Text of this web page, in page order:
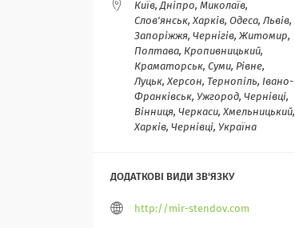
Київ, Дніпро, Миколаїв,
Слов'янськ, Харків, Одеса, Львів,
Запоріжжя, Чернігів, Житомир,
Полтава, Кропивницький,
Краматорськ, Суми, Рівне,
Луцьк, Херсон, Тернопіль, Івано-
Франківськ, Ужгород, Чернівці,
Вінниця, Черкаси, Хмельницький,
Харків, Чернівці, Україна
http://mir-stendov.com